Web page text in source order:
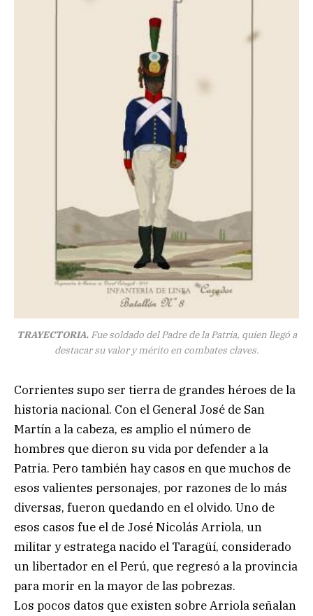
TRAYECTORIA. Fue soldado del Padre de la Patria, quien llegó a
destacar su valor y mérito en combates claves.
Corrientes supo ser tierra de grandes héroes de la
historia nacional. Con el General José de San
Martín a la cabeza, es amplio el número de
hombres que dieron su vida por defender a la
Patria. Pero también hay casos en que muchos de
esos valientes personajes, por razones de lo más
diversas, fueron quedando en el olvido. Uno de
esos casos fue el de José Nicolás Arriola, un
militar y estratega nacido el Taragüí, considerado
un libertador en el Perú, que regresó a la provincia
para morir en la mayor de las pobrezas.
Los pocos datos que existen sobre Arriola señalan